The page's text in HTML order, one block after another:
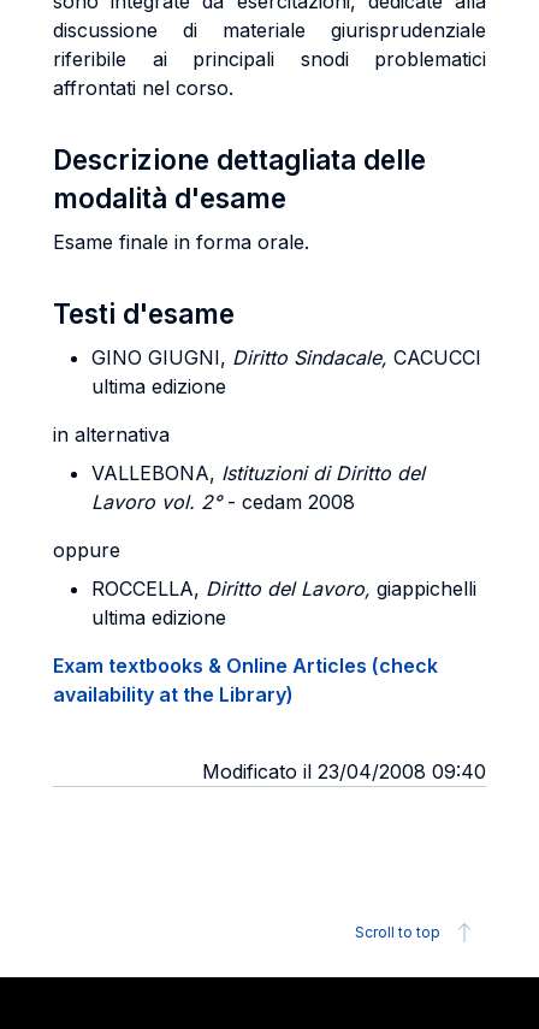
discussione di materiale giurisprudenziale
riferibile ai principali snodi problematici
affrontati nel corso.
Descrizione dettagliata delle
modalità d'esame
Esame finale in forma orale.
Testi d'esame
GINO GIUGNI, Diritto Sindacale, CACUCCI
ultima edizione
in alternativa
VALLEBONA, Istituzioni di Diritto del
Lavoro vol. 2°- cedam 2008
oppure
ROCCELLA, Diritto del Lavoro, giappichelli
ultima edizione
Exam textbooks & Online Articles (check
availability at the Library)
Modificato il 23/04/2008 09:40
Scroll to top